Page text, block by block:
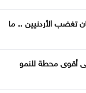
للقوات الحكومية
رقمية
تغضب الأردنيين .. ما
أقوى محطة للنمو